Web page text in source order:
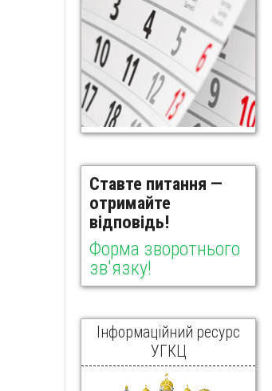
Ставте питання —
отримайте
відповідь!
Форма зворотнього
зв'язку!
Інформаційний ресурс
УГКЦ